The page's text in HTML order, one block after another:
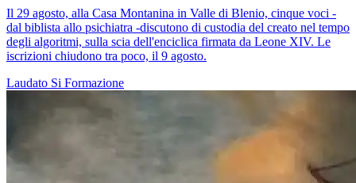
Il 29 agosto, alla Casa Montanina in Valle di Blenio, cinque voci -
dal biblista allo psichiatra -discutono di custodia del creato nel tempo
degli algoritmi, sulla scia dell'enciclica firmata da Leone XIV. Le
iscrizioni chiudono tra poco, il 9 agosto.
Laudato Si Formazione